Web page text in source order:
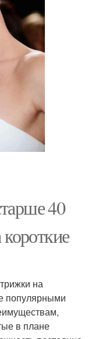
40
на
популярными
в плане